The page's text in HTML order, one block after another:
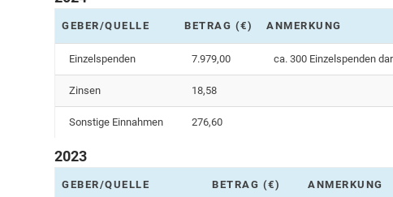
GEBER/QUELLE BETRAG (€) ANMERKUNG
Einzelspenden 7.979,00 ca. 300 Einzelspenden
Zinsen 18,58
Sonstige Einnahmen 276,60
2023
GEBER/QUELLE BETRAG (€) ANMERKUNG